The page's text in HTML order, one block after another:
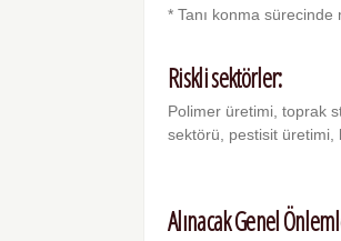
* Tanı konma
Riskli sektörler:
Polimer üretimi, toprak
sektörü, pestisit üretimi,
Alınacak Genel